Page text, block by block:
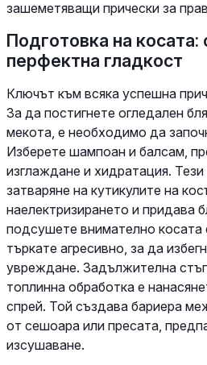
зашеметяващи прически за
Подготовка на косата:
перфектна гладкост
Ключът към всяка успешна
За да постигнете огледален
мекота, е необходимо да
Изберете шампоан и балсам,
изглаждане и хидратация.
затваряне на кутикулите на
наелектризирането и придава
подсушете внимателно косата
търкате агресивно, за да
увреждане. Задължителна
топлинна обработка е
спрей. Той създава бариера
от сешоара или пресата,
изсушаване.